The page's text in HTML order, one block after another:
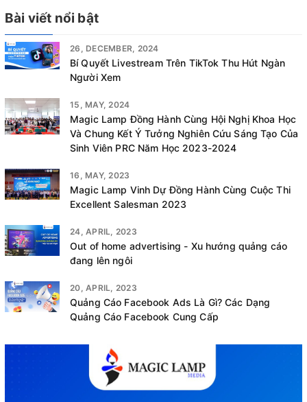
Bài viết nổi bật
26, DECEMBER, 2024
Bí Quyết Livestream Trên TikTok Thu Hút Ngàn
Người Xem
15, MAY, 2024
Magic Lamp Đồng Hành Cùng Hội Nghị Khoa Học
Và Chung Kết Ý Tưởng Nghiên Cứu Sáng Tạo Của
Sinh Viên PRC Năm Học 2023-2024
16, MAY, 2023
Magic Lamp Vinh Dự Đồng Hành Cùng Cuộc Thi
Excellent Salesman 2023
24, APRIL, 2023
Out of home advertising - Xu hướng quảng cáo
đang lên ngôi
20, APRIL, 2023
Quảng Cáo Facebook Ads Là Gì? Các Dạng
Quảng Cáo Facebook Cung Cấp